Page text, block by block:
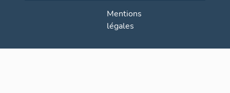
Mentions
légales